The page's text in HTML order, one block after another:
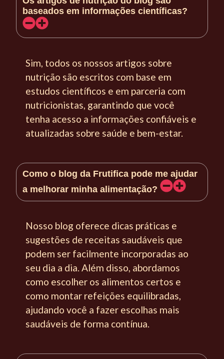
baseados em informações científicas?
Sim, todos os nossos artigos sobre
nutrição são escritos com base em
estudos científicos e em parceria com
nutricionistas, garantindo que você
tenha acesso a informações confiáveis e
atualizadas sobre saúde e bem-estar.
Como o blog da Frutifica pode me ajudar
a melhorar minha alimentação?
Nosso blog oferece dicas práticas e
sugestões de receitas saudáveis que
podem ser facilmente incorporadas ao
seu dia a dia. Além disso, abordamos
como escolher os alimentos certos e
como montar refeições equilibradas,
ajudando você a fazer escolhas mais
saudáveis de forma contínua.